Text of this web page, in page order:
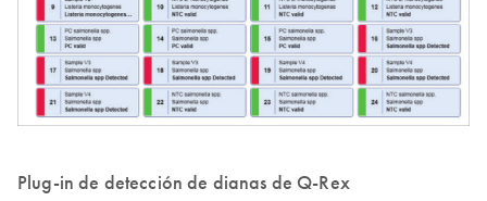
Plug-in de detección de dianas de Q-Rex